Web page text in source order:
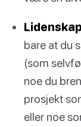
bare at du
(som
noe du
prosjekt
eller noe